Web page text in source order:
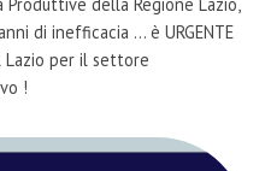
di inefficacia ... è URGENTE
Lazio per il settore
!